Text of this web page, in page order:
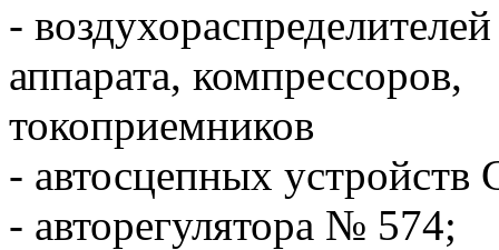
-
аппарата,
токоприемников
- автосцепных устройств
- авторегулятора № 574;